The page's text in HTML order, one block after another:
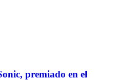
premiado en el